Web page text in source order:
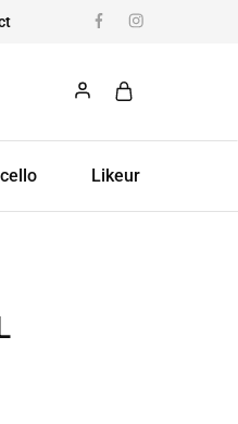
Likeur